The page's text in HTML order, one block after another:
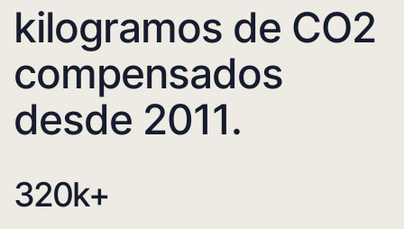
kilogramos de CO2
compensados
desde 2011.
320k+